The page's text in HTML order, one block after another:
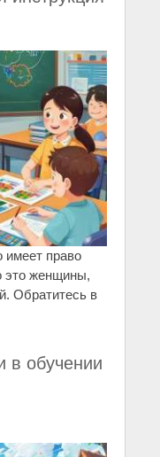
имеет право
это женщины,
Обратитесь в
в обучении